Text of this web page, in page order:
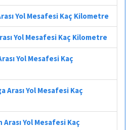
Yol Mesafesi Kaç Kilometre
Yol Mesafesi Kaç Kilometre
Yol Mesafesi Kaç
Arası Yol Mesafesi Kaç
Arası Yol Mesafesi Kaç